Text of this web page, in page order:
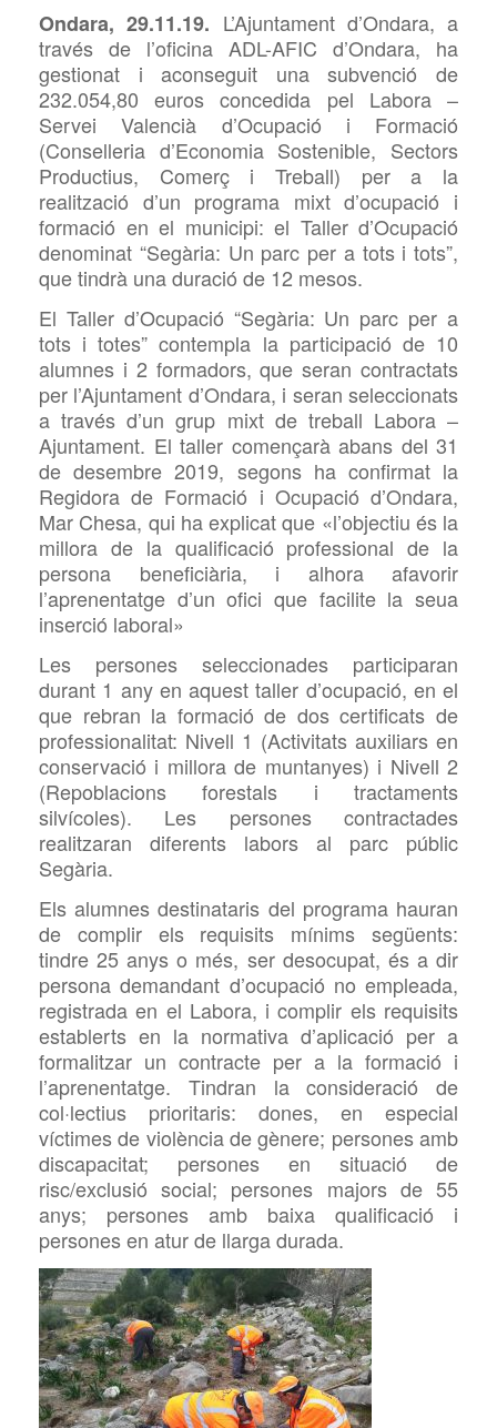
Ondara, 29.11.19. L’Ajuntamentd’Ondara, a
través de l’oficina ADL-AFIC d’Ondara, ha
gestionat i aconseguit una subvenció de
232.054,80 euros concedida pel Labora –
Servei Valencià d’Ocupació i Formació
(Conselleria d’Economia Sostenible, Sectors
Productius, Comerç i Treball) per a la
realització d’un programa mixt d’ocupació i
formació en el municipi: el Taller d’Ocupació
denominat “Segària: Un parc per a tots i tots”,
que tindrà una duració de 12 mesos.
El Taller d’Ocupació “Segària: Un parc per a
tots i totes” contempla la participació de 10
alumnes i 2 formadors, que seran contractats
per l’Ajuntament d’Ondara, i seran seleccionats
a través d’un grup mixt de treball Labora –
Ajuntament. El taller començarà abans del 31
de desembre 2019, segons ha confirmat la
Regidora de Formació i Ocupació d’Ondara,
Mar Chesa, qui ha explicat que «l’objectiu és la
millora de la qualificació professional de la
persona beneficiària, i alhora afavorir
l’aprenentatge d’un ofici que facilite la seua
inserció laboral»
Les persones seleccionades participaran
durant 1 any en aquest taller d’ocupació, en el
que rebran la formació de dos certificats de
professionalitat: Nivell 1 (Activitats auxiliars en
conservació i millora de muntanyes) i Nivell 2
(Repoblacions forestals i tractaments
silvícoles). Les persones contractades
realitzaran diferents labors al parc públic
Segària.
Els alumnes destinataris del programa hauran
de complir els requisits mínims següents:
tindre 25 anys o més, ser desocupat, és a dir
persona demandant d’ocupació no empleada,
registrada en el Labora, i complir els requisits
establerts en la normativa d’aplicació per a
formalitzar un contracte per a la formació i
l’aprenentatge. Tindran la consideració de
col·lectius prioritaris: dones, en especial
víctimes de violència de gènere; persones amb
discapacitat; persones en situació de
risc/exclusió social; persones majors de 55
anys; persones amb baixa qualificació i
persones en atur de llarga durada.